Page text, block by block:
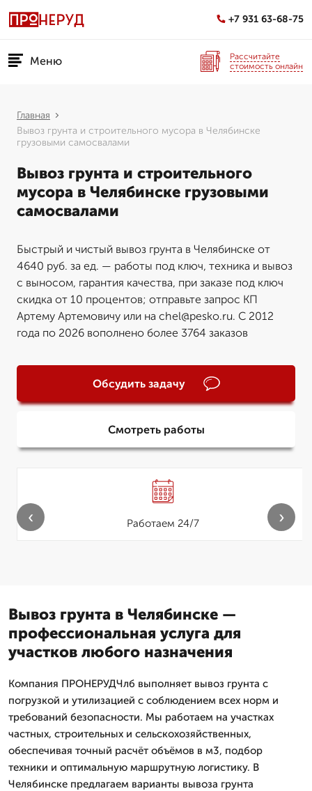
+7 931 63-68-75
Меню
Рассчитайте
стоимость онлайн
Главная
Вывоз грунта и строительного мусора в Челябинске
грузовыми самосвалами
Вывоз грунта и строительного
мусора в Челябинске грузовыми
самосвалами
Быстрый и чистый вывоз грунта в Челябинске от
4640 руб. за ед. — работы под ключ, техника и вывоз
с выносом, гарантия качества, при заказе под ключ
скидка от 10 процентов; отправьте запрос КП
Артему Артемовичу или на chel@pesko.ru. С 2012
года по 2026 вополнено более 3764 заказов
Обсудить задачу
Смотреть работы
Работаем 24/7
‹ ›
Вывоз грунта в Челябинске —
профессиональная услуга для
участков любого назначения
Компания ПРОНЕРУДЧлб выполняет вывоз грунта с
погрузкой и утилизацией с соблюдением всех норм и
требований безопасности. Мы работаем на участках
частных, строительных и сельскохозяйственных,
обеспечивая точный расчёт объёмов в м3, подбор
техники и оптимальную маршрутную логистику. В
Челябинске предлагаем варианты вывоза грунта